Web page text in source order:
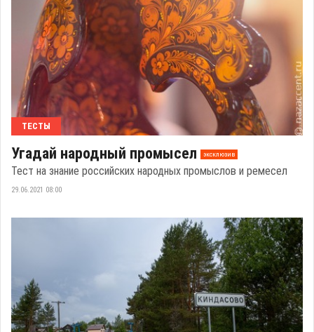
ТЕСТЫ
Угадай народный промысел эксклюзив
Тест на знание российских народных промыслов и ремесел
29.06.2021 08:00